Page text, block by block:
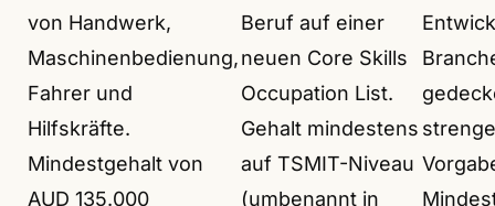
von Handwerk,
Maschinenbedienung,
Fahrer und
Hilfskräfte.
Mindestgehalt von
AUD 135.000
Beruf auf einer
neuen Core Skills
Occupation List.
Gehalt mindestens
auf TSMIT-Niveau
(umbenannt in